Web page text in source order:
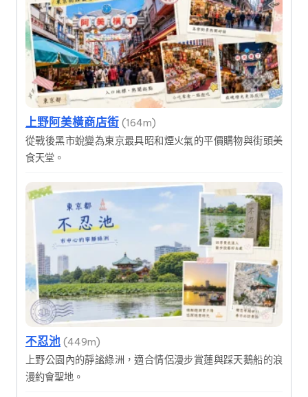
上野阿美橫商店街 (164m)
從戰後黑市蛻變為東京最具昭和煙火氣的平價購物與街頭美
食天堂。
不忍池 (449m)
上野公園內的靜謐綠洲，適合情侶漫步賞蓮與踩天鵝船的浪
漫約會聖地。